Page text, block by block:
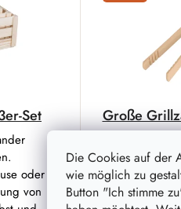
Die Cookies auf der
wie möglich zu
Button "Ich stimme
Set
oder
von
Große
wird vor allem
Fleisch und
verwendet,